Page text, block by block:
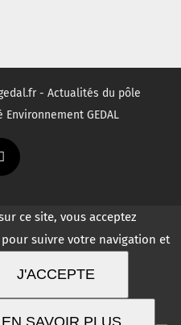
- Actualités du pôle
GEDAL
Twitter
ce site, vous acceptez
suivre votre navigation et
J'ACCEPTE
EN SAVOIR PLUS